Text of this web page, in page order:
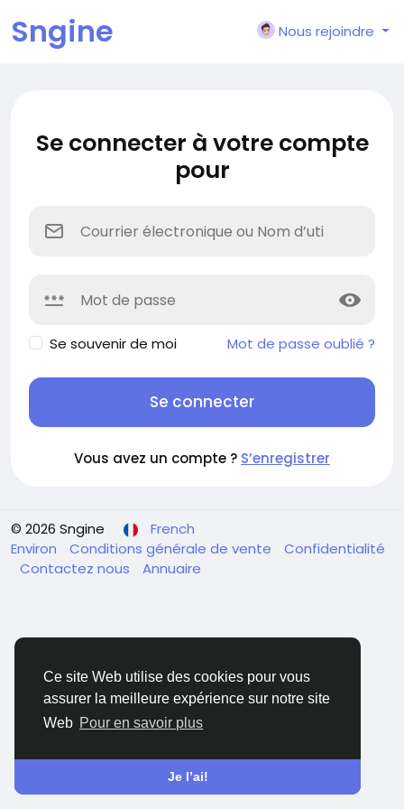
Ce site Web utilise des cookies pour vous
assurer la meilleure expérience sur notre site
Web Pour en savoir plus
Je l’ai!
Sngine Nous rejoindre
Se connecter à votre compte
pour
Se souvenir de moi Mot de passe oublié ?
Se connecter
Vous avez un compte ? S’enregistrer
© 2026 Sngine
French
Environ
Conditions générale de vente
Confidentialité
Contactez nous
Annuaire